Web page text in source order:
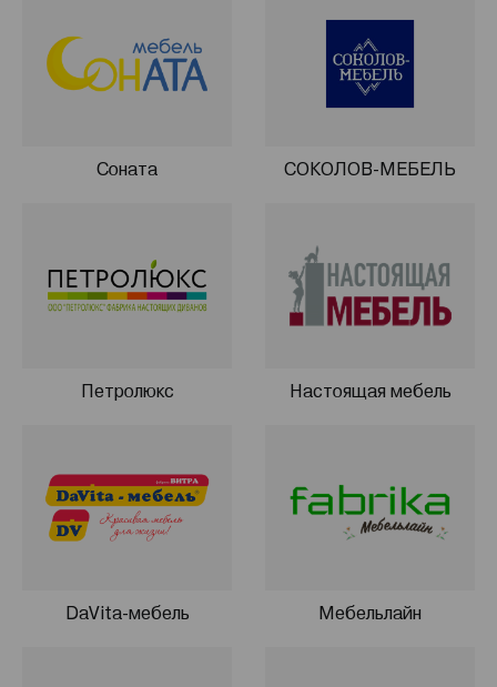
Соната СОКОЛОВ-МЕБЕЛЬ
Петролюкс Настоящая мебель
DaVita-мебель Мебельлайн